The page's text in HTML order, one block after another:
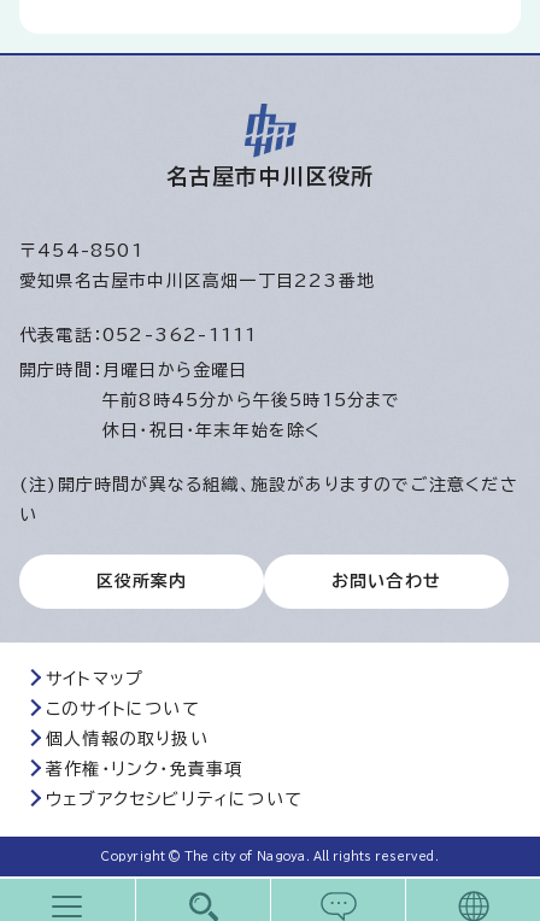
名古屋市中川区役所
〒454-8501
愛知県名古屋市中川区高畑一丁目223番地
代表電話： 052-362-1111
開庁時間： 月曜日から金曜日
午前8時45分から午後5時15分まで
休日・祝日・年末年始を除く
(注)開庁時間が異なる組織、施設がありますのでご注意くださ
い
区役所案内 お問い合わせ
サイトマップ
このサイトについて
個人情報の取り扱い
著作権・リンク・免責事項
ウェブアクセシビリティについて
Copyright © The city of Nagoya. All rights reserved.